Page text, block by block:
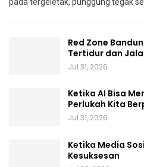
Red Zone
Tertidur dan
Jul 31, 2026
Ketika AI Bisa
Perlukah Kita
Jul 31, 2026
Ketika Media
Kesuksesan